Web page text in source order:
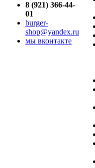
8 (921) 366-44-
01
burger-
shop@yandex.ru
мы вконтакте